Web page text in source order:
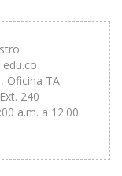
Oficina TA.
240
a.m. a 12:00